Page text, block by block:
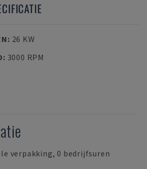
: 26 KW
: 3000 RPM
verpakking, 0 bedrijfsuren